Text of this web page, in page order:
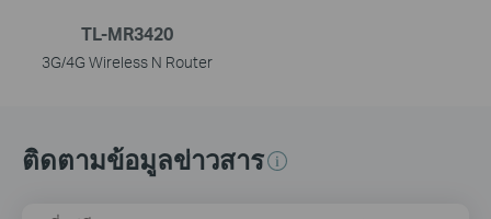
TL-MR3420
3G/4G Wireless N Router
ติดตามข้อมูลข่าวสาร